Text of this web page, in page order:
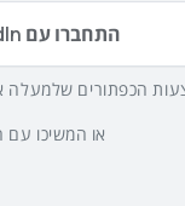
התחברו עם LinkedIn
או המשיכו עם